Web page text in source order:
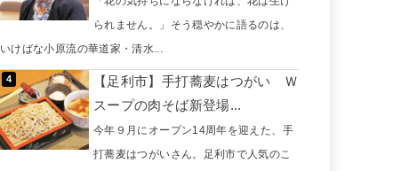
られません。」そう穏やかに語るのは、
いけばな小原流の華道家・清水...
【足利市】手打蕎麦はつがい Ｗ
スープの肉そば新登場...
今年９月にオープン14周年を迎えた、手
打蕎麦はつがいさん。足利市で人気のこ